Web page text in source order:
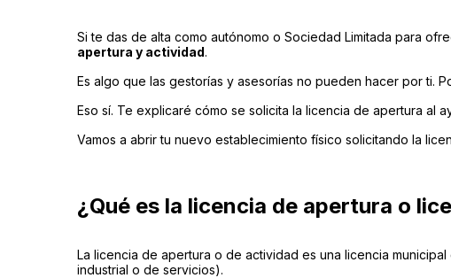
Si te das de alta como autónomo o Sociedad Limitada para
apertura y actividad.
Es algo que las gestorías y asesorías no pueden hacer por ti.
Eso sí. Te explicaré cómo se solicita la licencia de apertura al
Vamos a abrir tu nuevo establecimiento físico solicitando la
¿Qué es la licencia de apertura o
La licencia de apertura o de actividad es una licencia
industrial o de servicios).